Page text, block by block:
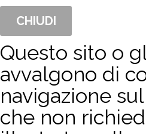
CHIUDI
Questo sito o
avvalgono di
navigazione
che non